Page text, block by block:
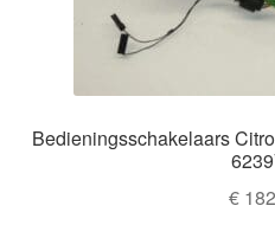
Bedieningsschakelaars
€